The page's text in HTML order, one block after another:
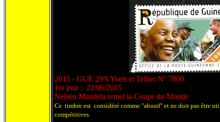
2015 - GUE 29A Yvert et Tellier N° 7800
1er jour : 22/06/2015
Nelson Mandela remet la Coupe du Monde
Ce timbre est considéré comme "abusif" et ne doit pas être
compétitives